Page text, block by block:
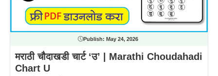
Publish: May 24, 2026
मराठी चौदाखडी चार्ट ‘उ’ | Marathi Choudahadi
Chart U